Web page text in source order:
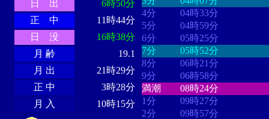
日 出
6時50分
正 中
11時44分
日 没
16時38分
月 齢
19.1
月 出
21時29分
正 中
3時28分
月 入
10時15分
4分
04時33分
5分
04時59分
6分
05時25分
7分
05時52分
8分
06時21分
9分
06時58分
満潮
08時24分
1分
09時27分
2分
09時57分